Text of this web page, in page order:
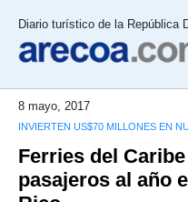
Diario turístico de la República
8 mayo, 2017
INVIERTEN US$70 MILLONES EN
Ferries del
pasajeros al año